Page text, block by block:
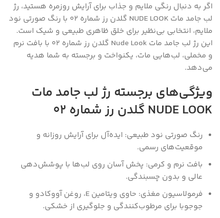
اگر به دنبال رنگی ملایم و جذاب برای آرایش روزمره هستید، رژ
لب جامد مات NUDE LOOK گلدن رز شماره 02 با رنگ صورتی نود
ملایم، انتخابی بی‌نظیر برای خلق ظاهری طبیعی و شیک است.
این رژ لب جامد مات Nude Look گلدن رز شماره 02 با بافت نرم
و مخملی، لب‌هایی مات، یکنواخت و برجسته به شما هدیه
می‌دهد.
ویژگی‌های برجسته رژ لب جامد مات
NUDE LOOK گلدن رز شماره 02
رنگ صورتی نود طبیعی: ایده‌آل برای آرایش روزانه و
موقعیت‌های رسمی.
بافت نرم و کرمی: پخش آسان روی لب‌ها با پوشش‌دهی
عالی و بدون چسبندگی.
فرمولاسیون مغذی: حاوی ویتامین E، روغن آووکادو و
جوجوبا برای مرطوب‌کنندگی و جلوگیری از خشکی.